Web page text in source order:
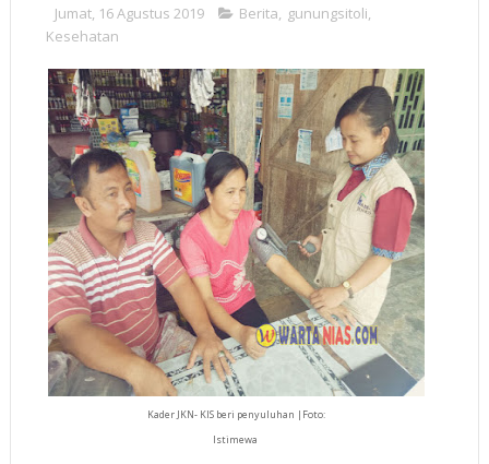
Jumat, 16 Agustus 2019 Berita, gunungsitoli,
Kesehatan
Kader JKN- KIS beri penyuluhan |Foto:
Istimewa